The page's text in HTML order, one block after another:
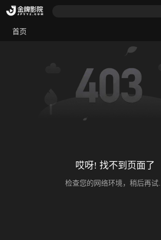
首页
哎呀! 找不到页面了
检查您的网络环境，稍后再试...